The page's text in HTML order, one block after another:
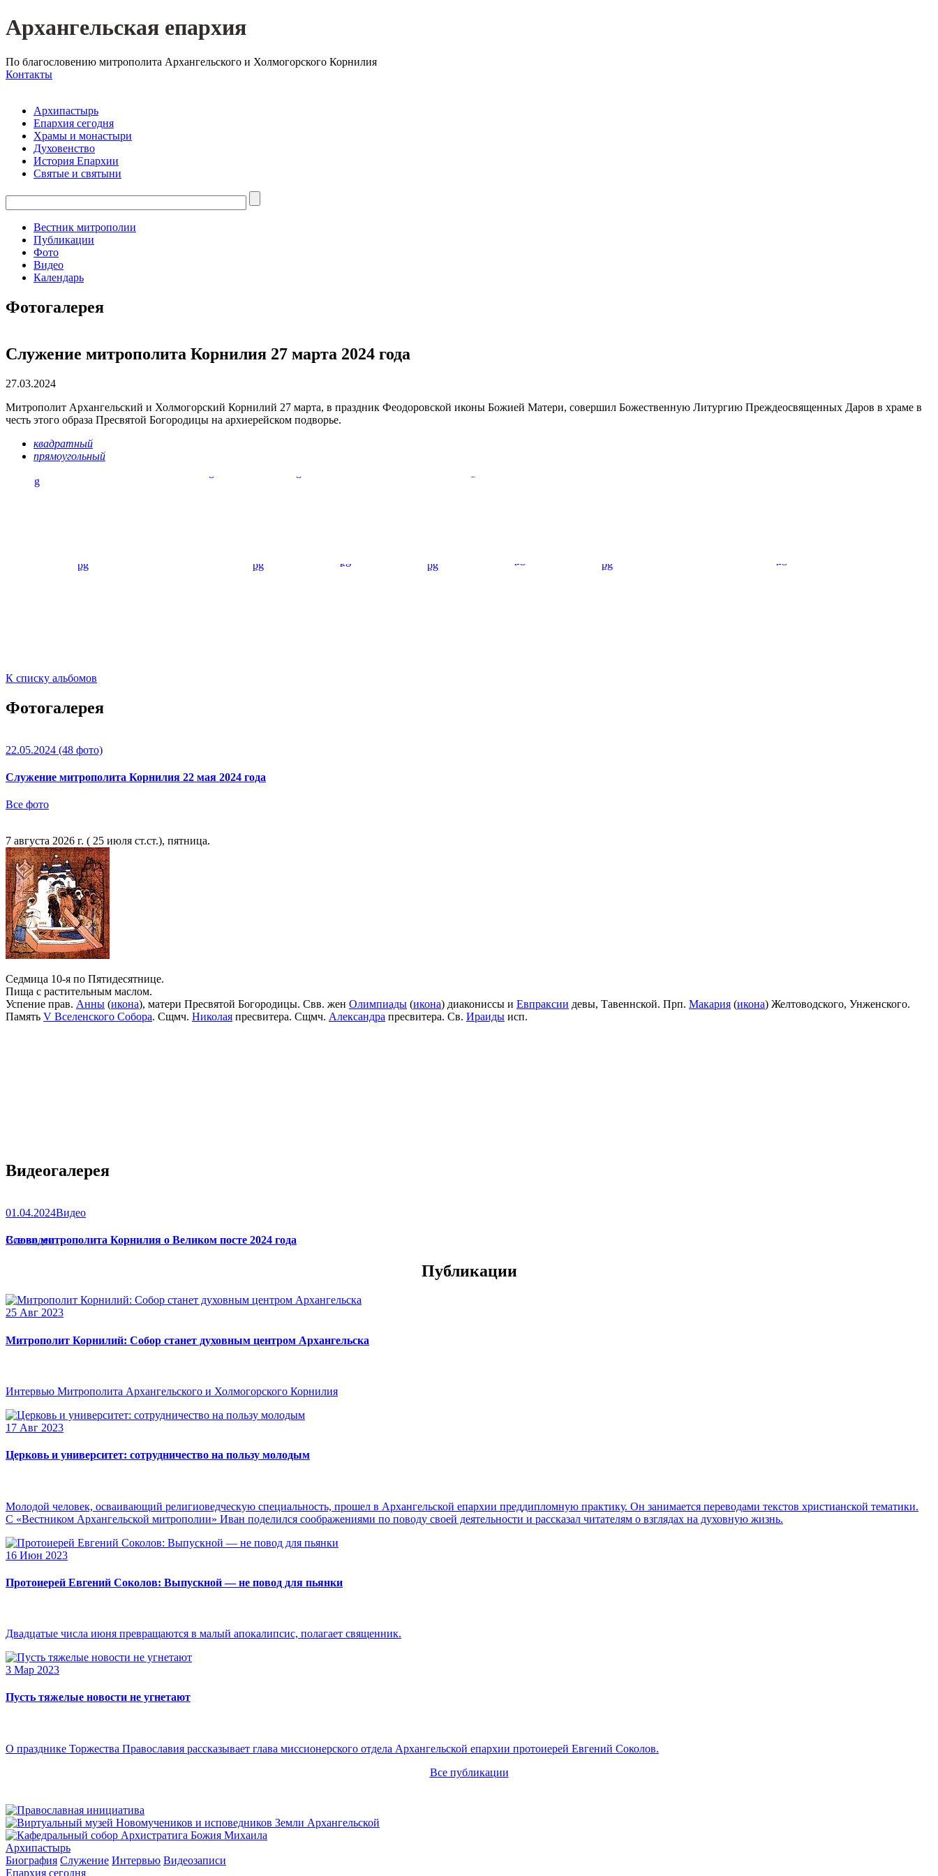
Архангельская епархия
По благословению митрополита Архангельского и Холмогорского Корнилия
Контакты
Архипастырь
Епархия сегодня
Храмы и монастыри
Духовенство
История Епархии
Святые и святыни
Вестник митрополии
Публикации
Фото
Видео
Календарь
Фотогалерея
Служение митрополита Корнилия 27 марта 2024 года
27.03.2024
Митрополит Архангельский и Холмогорский Корнилий 27 марта, в праздник Феодоровской иконы Божией Матери, совершил Божественную Литургию Преждеосвященных Даров в храме в
честь этого образа Пресвятой Богородицы на архиерейском подворье.
квадратный
прямоугольный
К списку альбомов
Фотогалерея
22.05.2024 (48 фото)
Служение митрополита Корнилия 22 мая 2024 года
Все фото
7 августа 2026 г. ( 25 июля ст.ст.), пятница.
Седмица 10-я по Пятидесятнице.
Пища с растительным маслом.
Успение прав. Анны (икона), матери Пресвятой Богородицы. Свв. жен Олимпиады (икона) диакониссы и Евпраксии девы, Тавеннской. Прп. Макария (икона) Желтоводского, Унженского.
Память V Вселенского Собора. Сщмч. Николая пресвитера. Сщмч. Александра пресвитера. Св. Ираиды исп.
Видеогалерея
01.04.2024Видео
Слово митрополита Корнилия о Великом посте 2024 года
Все видео
Публикации
25 Авг 2023
Митрополит Корнилий: Собор станет духовным центром Архангельска
Интервью Митрополита Архангельского и Холмогорского Корнилия
17 Авг 2023
Церковь и университет: сотрудничество на пользу молодым
Молодой человек, осваивающий религиоведческую специальность, прошел в Архангельской епархии преддипломную практику. Он занимается переводами текстов христианской тематики.
С «Вестником Архангельской митрополии» Иван поделился соображениями по поводу своей деятельности и рассказал читателям о взглядах на духовную жизнь.
16 Июн 2023
Протоиерей Евгений Соколов: Выпускной — не повод для пьянки
Двадцатые числа июня превращаются в малый апокалипсис, полагает священник.
3 Мар 2023
Пусть тяжелые новости не угнетают
О празднике Торжества Православия рассказывает глава миссионерского отдела Архангельской епархии протоиерей Евгений Соколов.
Все публикации
Архипастырь
Биография Служение Интервью Видеозаписи
Епархия сегодня